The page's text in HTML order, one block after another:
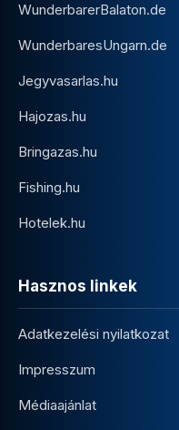
WunderbarerBalaton.de
WunderbaresUngarn.de
Jegyvasarlas.hu
Hajozas.hu
Bringazas.hu
Fishing.hu
Hotelek.hu
Hasznos linkek
Adatkezelési nyilatkozat
Impresszum
Médiaajánlat